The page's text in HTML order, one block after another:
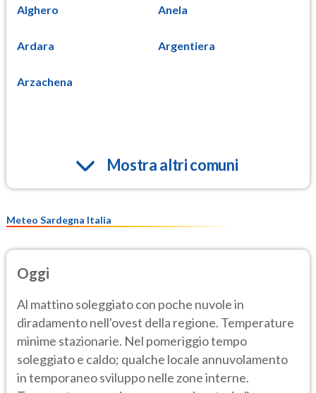
Alghero Anela
Ardara Argentiera
Arzachena
Mostra altri comuni
Meteo Sardegna Italia
Oggi
Al mattino soleggiato con poche nuvole in
diradamento nell'ovest della regione. Temperature
minime stazionarie. Nel pomeriggio tempo
soleggiato e caldo; qualche locale annuvolamento
in temporaneo sviluppo nelle zone interne.